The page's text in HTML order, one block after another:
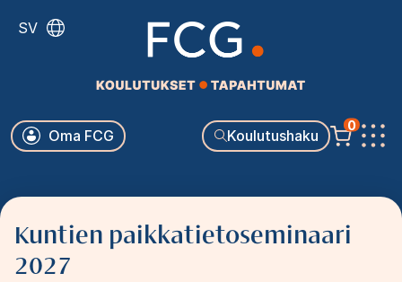
pääsisältöön
SV
Koulutushaku
Käyttäjävalikko
Oma FCG
0
Päävalikko
Kuntien paikkatietoseminaari
2027